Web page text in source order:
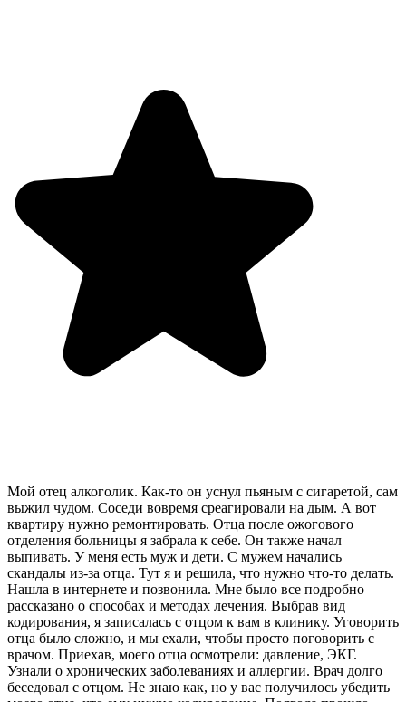
Мой отец алкоголик. Как-то он уснул пьяным с сигаретой, сам
выжил чудом. Соседи вовремя среагировали на дым. А вот
квартиру нужно ремонтировать. Отца после ожогового
отделения больницы я забрала к себе. Он также начал
выпивать. У меня есть муж и дети. С мужем начались
скандалы из-за отца. Тут я и решила, что нужно что-то делать.
Нашла в интернете и позвонила. Мне было все подробно
рассказано о способах и методах лечения. Выбрав вид
кодирования, я записалась с отцом к вам в клинику. Уговорить
отца было сложно, и мы ехали, чтобы просто поговорить с
врачом. Приехав, моего отца осмотрели: давление, ЭКГ.
Узнали о хронических заболеваниях и аллергии. Врач долго
беседовал с отцом. Не знаю как, но у вас получилось убедить